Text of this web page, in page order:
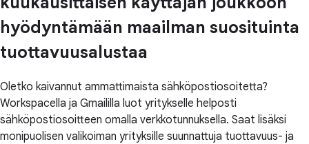
hyödyntämään maailman suosituinta
tuottavuusalustaa
Oletko kaivannut ammattimaista sähköpostiosoitetta?
Workspacella ja Gmaililla luot yritykselle helposti
sähköpostiosoitteen omalla verkkotunnuksella. Saat lisäksi
monipuolisen valikoiman yrityksille suunnattuja tuottavuus- ja